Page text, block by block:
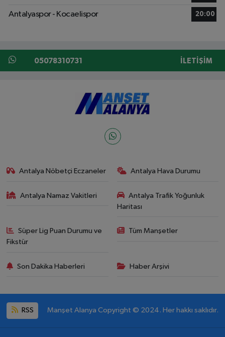
Antalyaspor - Kocaelispor 20:00
05078310731 İLETIŞIM
Antalya Nöbetçi Eczaneler Antalya Hava Durumu
Antalya Namaz Vakitleri
Antalya Trafik Yoğunluk
Haritası
Süper Lig Puan Durumu ve
Fikstür
Tüm Manşetler
Son Dakika Haberleri Haber Arşivi
RSS Manşet Alanya Copyright © 2024. Her hakkı saklıdır.